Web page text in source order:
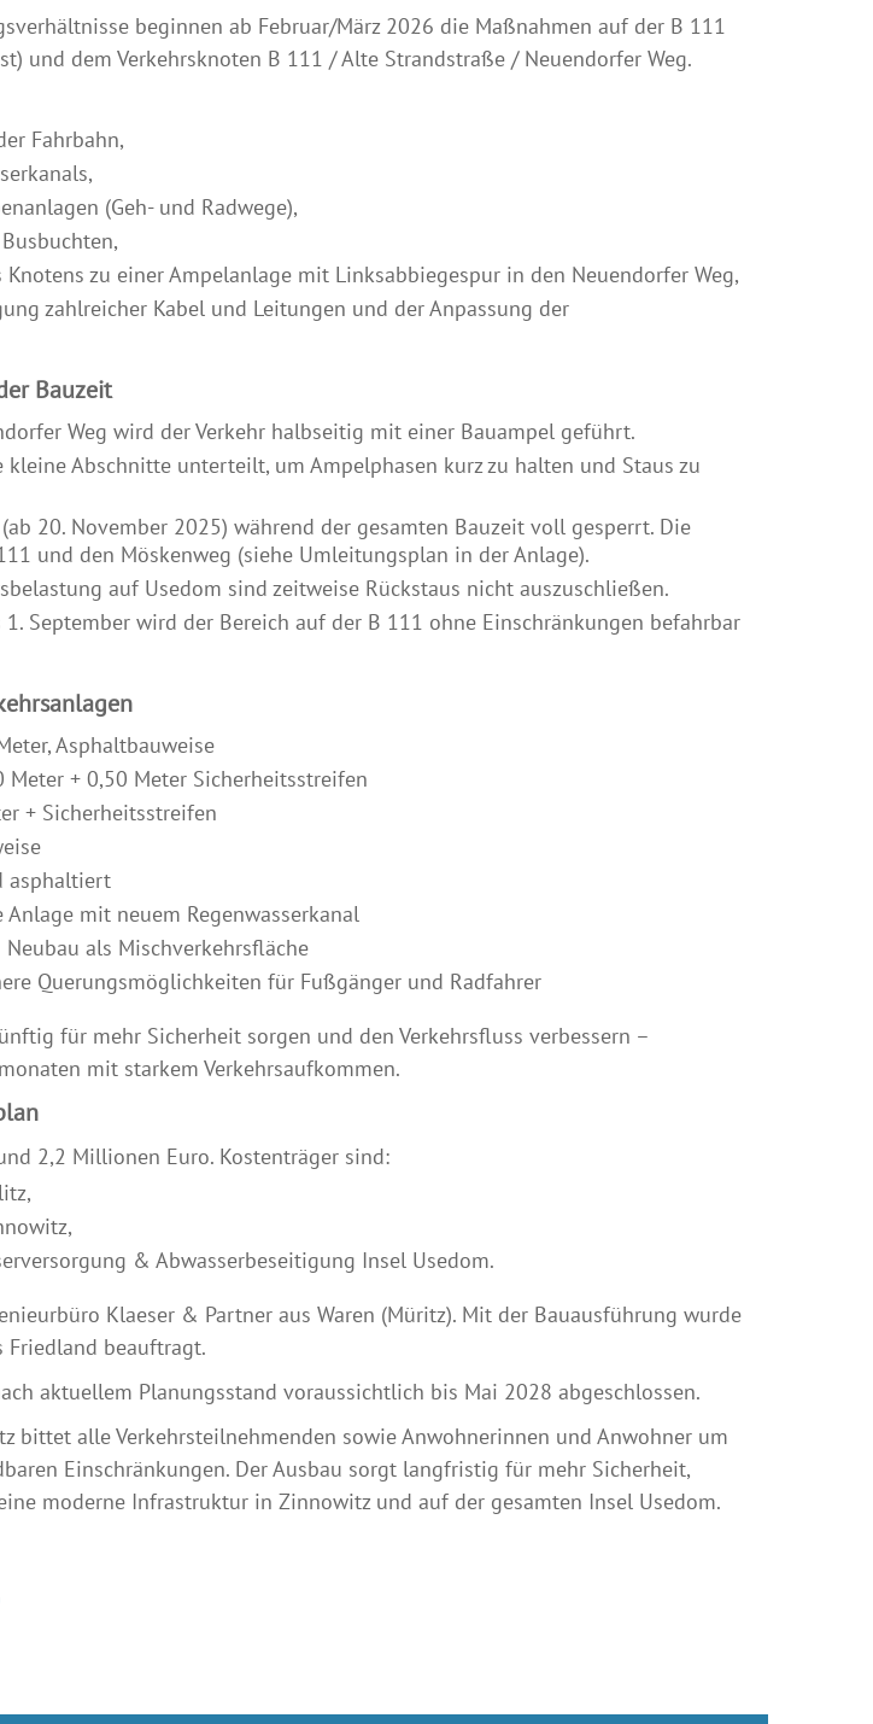
beginnen ab Februar/März 2026 die Maßnahmen auf der B 111
und dem Verkehrsknoten B 111 / Alte Strandstraße / Neuendorfer Weg.
Fahrbahn,
(Geh- und Radwege),
zu einer Ampelanlage mit Linksabbiegespur in den Neuendorfer Weg,
zahlreicher Kabel und Leitungen und der Anpassung der
Bauzeit
Weg wird der Verkehr halbseitig mit einer Bauampel geführt.
Abschnitte unterteilt, um Ampelphasen kurz zu halten und Staus zu
20. November 2025) während der gesamten Bauzeit voll gesperrt. Die
und den Möskenweg (siehe Umleitungsplan in der Anlage).
auf Usedom sind zeitweise Rückstaus nicht auszuschließen.
September wird der Bereich auf der B 111 ohne Einschränkungen befahrbar
Asphaltbauweise
Meter + 0,50 Meter Sicherheitsstreifen
+ Sicherheitsstreifen
asphaltiert
Anlage mit neuem Regenwasserkanal
als Mischverkehrsfläche
Querungsmöglichkeiten für Fußgänger und Radfahrer
für mehr Sicherheit sorgen und den Verkehrsfluss verbessern –
mit starkem Verkehrsaufkommen.
2,2 Millionen Euro. Kostenträger sind:
& Abwasserbeseitigung Insel Usedom.
Klaeser & Partner aus Waren (Müritz). Mit der Bauausführung wurde
Friedland beauftragt.
aktuellem Planungsstand voraussichtlich bis Mai 2028 abgeschlossen.
bittet alle Verkehrsteilnehmenden sowie Anwohnerinnen und Anwohner um
Einschränkungen. Der Ausbau sorgt langfristig für mehr Sicherheit,
moderne Infrastruktur in Zinnowitz und auf der gesamten Insel Usedom.